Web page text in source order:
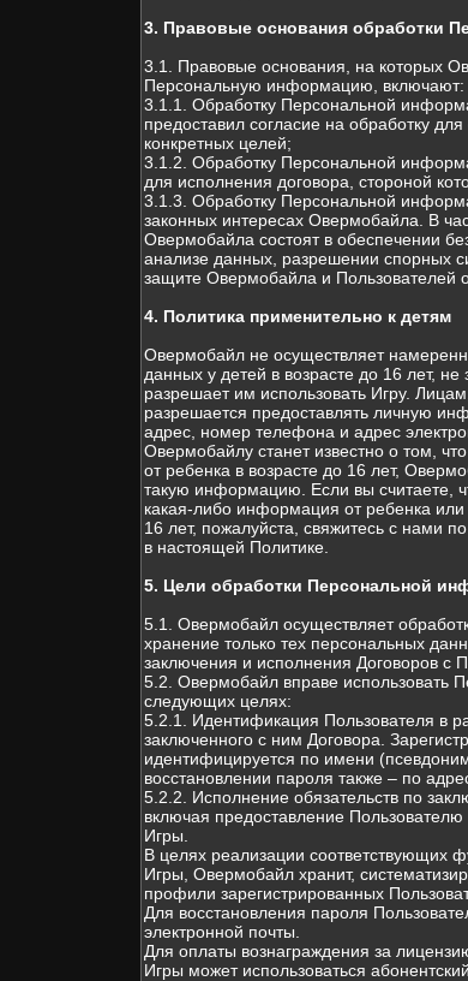
3. Правовые основания обработки
3.1. Правовые основания, на которых
Персональную информацию, включают:
3.1.1. Обработку Персональной
предоставил согласие на обработку
конкретных целей;
3.1.2. Обработку Персональной
для исполнения договора, стороной
3.1.3. Обработку Персональной
законных интересах Овермобайла. В
Овермобайла состоят в обеспечении
анализе данных, разрешении спорных
защите Овермобайла и Пользователей
4. Политика применительно к детям
Овермобайл не осуществляет
данных у детей в возрасте до 16 лет,
разрешает им использовать Игру.
разрешается предоставлять личную
адрес, номер телефона и адрес
Овермобайлу станет известно о том,
от ребенка в возрасте до 16 лет,
такую информацию. Если вы считаете,
какая-либо информация от ребенка
16 лет, пожалуйста, свяжитесь с нами
в настоящей Политике.
5. Цели обработки Персональной
5.1. Овермобайл осуществляет
хранение только тех персональных
заключения и исполнения Договоров с
5.2. Овермобайл вправе использовать
следующих целях:
5.2.1. Идентификация Пользователя в
заключенного с ним Договора.
идентифицируется по имени
восстановлении пароля также – по
5.2.2. Исполнение обязательств по
включая предоставление
Игры.
В целях реализации соответствующих
Игры, Овермобайл хранит,
профили зарегистрированных
Для восстановления пароля
электронной почты.
Для оплаты вознаграждения за
Игры может использоваться